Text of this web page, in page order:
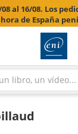
al 16/08. Los
hora de España
17/08/2026.